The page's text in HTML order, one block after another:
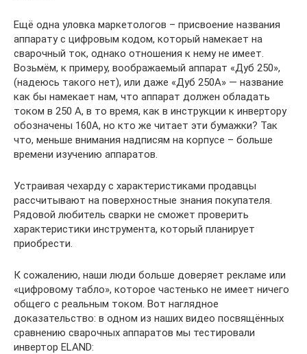
Ещё одна уловка маркетологов – присвоение названия
аппарату с цифровым кодом, который намекает на
сварочный ток, однако отношения к нему не имеет.
Возьмём, к примеру, воображаемый аппарат «Дуб 250»,
(надеюсь такого нет), или даже «Дуб 250А» — название
как бы намекает нам, что аппарат должен обладать
током в 250 А, в то время, как в инструкции к инвертору
обозначены 160А, но кто же читает эти бумажки? Так
что, меньше внимания надписям на корпусе – больше
времени изучению аппаратов.
Устраивая чехарду с характеристиками продавцы
рассчитывают на поверхностные знания покупателя.
Рядовой любитель сварки не сможет проверить
характеристики инструмента, который планирует
приобрести.
К сожалению, наши люди больше доверяет рекламе или
«цифровому табло», которое частенько не имеет ничего
общего с реальным током. Вот наглядное
доказательство: в одном из наших видео посвящённых
сравнению сварочных аппаратов мы тестировали
инвертор ELAND: